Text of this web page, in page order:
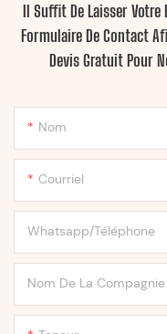
Il Suffit De Laisser Votre
Formulaire De Contact
Devis Gratuit Pour
Nom
Courriel
Whatsapp/Téléphone
Nom De La Compagnie